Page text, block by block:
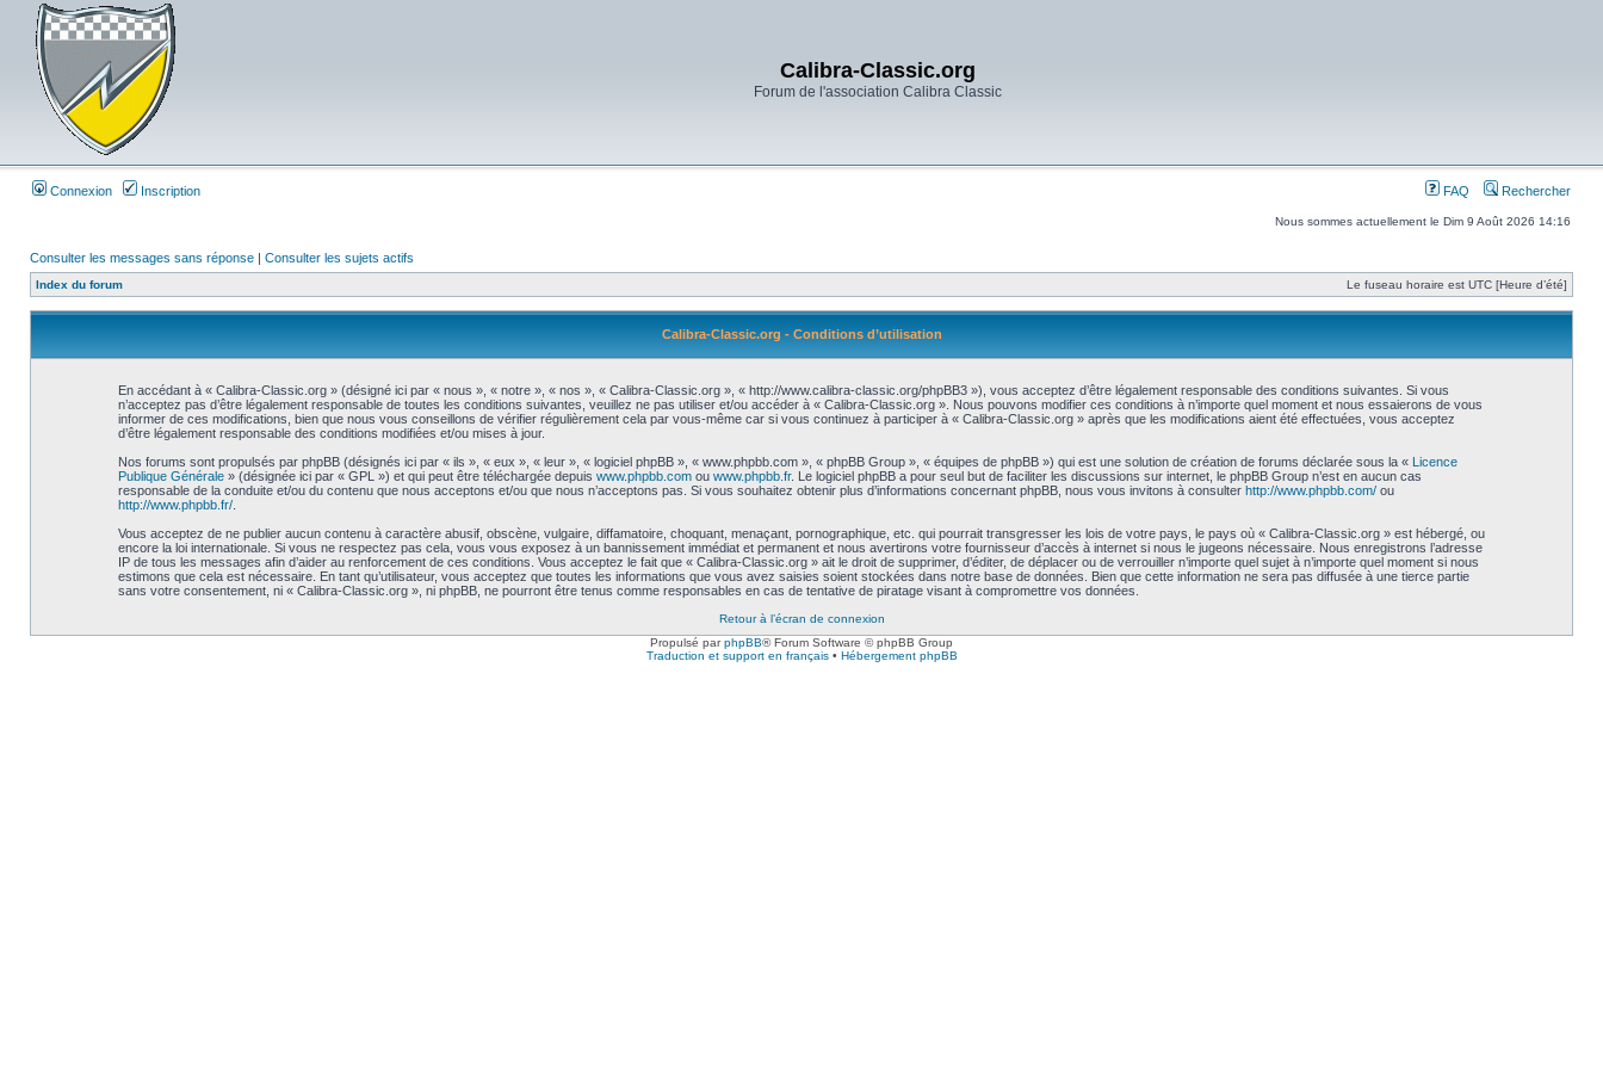
Calibra-Classic.org
Forum de l'association Calibra Classic
Connexion Inscription FAQ Rechercher
Nous sommes actuellement le Dim 9 Août 2026 14:16
Consulter les messages sans réponse | Consulter les sujets actifs
Index du forum Le fuseau horaire est UTC [Heure d’été]
Calibra-Classic.org - Conditions d’utilisation
En accédant à « Calibra-Classic.org » (désigné ici par « nous », « notre », « nos », « Calibra-Classic.org », « http://www.calibra-classic.org/phpBB3 »), vous acceptez d’être légalement responsable des conditions suivantes. Si vous
n’acceptez pas d’être légalement responsable de toutes les conditions suivantes, veuillez ne pas utiliser et/ou accéder à « Calibra-Classic.org ». Nous pouvons modifier ces conditions à n’importe quel moment et nous essaierons de vous
informer de ces modifications, bien que nous vous conseillons de vérifier régulièrement cela par vous-même car si vous continuez à participer à « Calibra-Classic.org » après que les modifications aient été effectuées, vous acceptez
d’être légalement responsable des conditions modifiées et/ou mises à jour.
Nos forums sont propulsés par phpBB (désignés ici par « ils », « eux », « leur », « logiciel phpBB », « www.phpbb.com », « phpBB Group », « équipes de phpBB ») qui est une solution de création de forums déclarée sous la « Licence
Publique Générale» (désignée ici par « GPL ») et qui peut être téléchargée depuis www.phpbb.comou www.phpbb.fr. Le logiciel phpBB a pour seul but de faciliter les discussions sur internet, le phpBB Group n’est en aucun cas
responsable de la conduite et/ou du contenu que nous acceptons et/ou que nous n’acceptons pas. Si vous souhaitez obtenir plus d’informations concernant phpBB, nous vous invitons à consulter http://www.phpbb.com/ou
http://www.phpbb.fr/.
Vous acceptez de ne publier aucun contenu à caractère abusif, obscène, vulgaire, diffamatoire, choquant, menaçant, pornographique, etc. qui pourrait transgresser les lois de votre pays, le pays où « Calibra-Classic.org » est hébergé, ou
encore la loi internationale. Si vous ne respectez pas cela, vous vous exposez à un bannissement immédiat et permanent et nous avertirons votre fournisseur d’accès à internet si nous le jugeons nécessaire. Nous enregistrons l’adresse
IP de tous les messages afin d’aider au renforcement de ces conditions. Vous acceptez le fait que « Calibra-Classic.org » ait le droit de supprimer, d’éditer, de déplacer ou de verrouiller n’importe quel sujet à n’importe quel moment si nous
estimons que cela est nécessaire. En tant qu’utilisateur, vous acceptez que toutes les informations que vous avez saisies soient stockées dans notre base de données. Bien que cette information ne sera pas diffusée à une tierce partie
sans votre consentement, ni « Calibra-Classic.org », ni phpBB, ne pourront être tenus comme responsables en cas de tentative de piratage visant à compromettre vos données.
Retour à l’écran de connexion
Propulsé parphpBB® Forum Software © phpBB Group
Traduction et support en français• Hébergement phpBB